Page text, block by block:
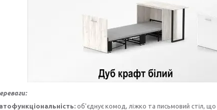
об'єднує комод, ліжко та письмовий стіл,